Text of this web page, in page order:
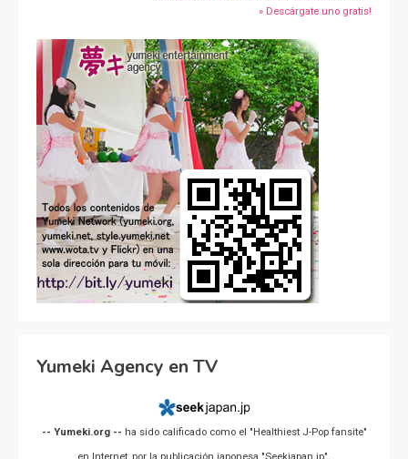
» Descárgate uno gratis!
Yumeki Agency en TV
-- Yumeki.org -- ha sido calificado como el "Healthiest J-Pop fansite"
en Internet, por la publicación japonesa "Seekjapan.jp".